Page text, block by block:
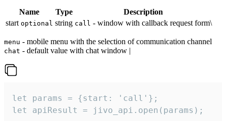
Name Type
Description
start optional string call - window with callback request form\
menu - mobile menu with the selection of communication channel
chat - default value with chat window |
let params = {start: 'call'};
let apiResult = jivo_api.open(params);